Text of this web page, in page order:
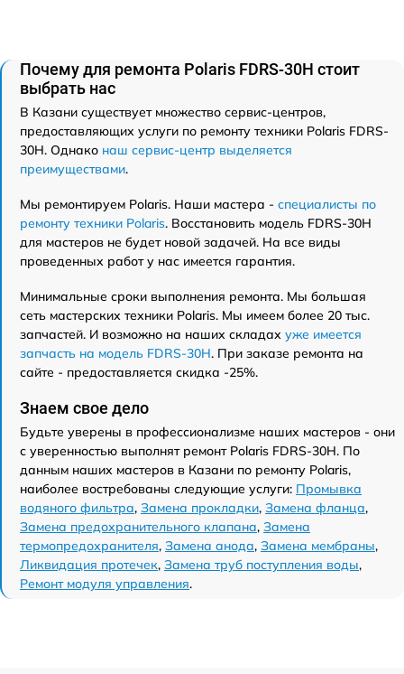
Почему для ремонта Polaris FDRS-30H стоит
выбрать нас
В Казани существует множество сервис-центров,
предоставляющих услуги по ремонту техники Polaris FDRS-
30H. Однако наш сервис-центр выделяется
преимуществами.
Мы ремонтируем Polaris. Наши мастера - специалисты по
ремонту техники Polaris. Восстановить модель FDRS-30H
для мастеров не будет новой задачей. На все виды
проведенных работ у нас имеется гарантия.
Минимальные сроки выполнения ремонта. Мы большая
сеть мастерских техники Polaris. Мы имеем более 20 тыс.
запчастей. И возможно на наших складах уже имеется
запчасть на модель FDRS-30H. При заказе ремонта на
сайте - предоставляется скидка -25%.
Знаем свое дело
Будьте уверены в профессионализме наших мастеров - они
с уверенностью выполнят ремонт Polaris FDRS-30H. По
данным наших мастеров в Казани по ремонту Polaris,
наиболее востребованы следующие услуги: Промывка
водяного фильтра, Замена прокладки, Замена фланца,
Замена предохранительного клапана, Замена
термопредохранителя, Замена анода, Замена мембраны,
Ликвидация протечек, Замена труб поступления воды,
Ремонт модуля управления.